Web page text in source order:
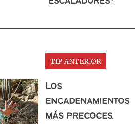
TIP ANTERIOR
Los
encadenamientos
más precoces.